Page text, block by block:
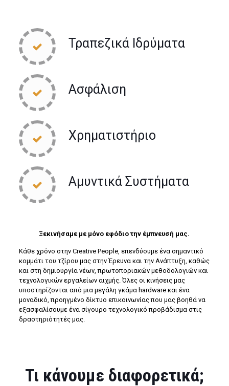
Τραπεζικά Iδρύματα
Ασφάλιση
Χρηματιστήριο
Αμυντικά Συστήματα
Ξεκινήσαμε με μόνο εφόδιο την έμπνευσή μας.
Κάθε χρόνο στην Creative People, επενδύουμε ένα σημαντικό
κομμάτι του τζίρου μας στην Έρευνα και την Ανάπτυξη, καθώς
και στη δημιουργία νέων, πρωτοποριακών μεθοδολογιών και
τεχνολογικών εργαλείων αιχμής. Όλες οι κινήσεις μας
υποστηρίζονται από μια μεγάλη γκάμα hardware και ένα
μοναδικό, προηγμένο δίκτυο επικοινωνίας που μας βοηθά να
εξασφαλίσουμε ένα σίγουρο τεχνολογικό προβάδισμα στις
δραστηριότητές μας.
Τι κάνουμε διαφορετικά;